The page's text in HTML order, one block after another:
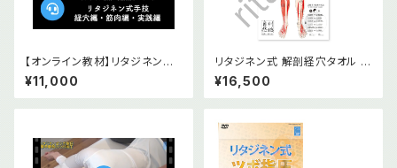
【オンライン教材】リタジネン指
圧 経穴編・筋肉編・実践編
¥11,000
リタジネン式 解剖経穴タオル 前
面
¥16,500